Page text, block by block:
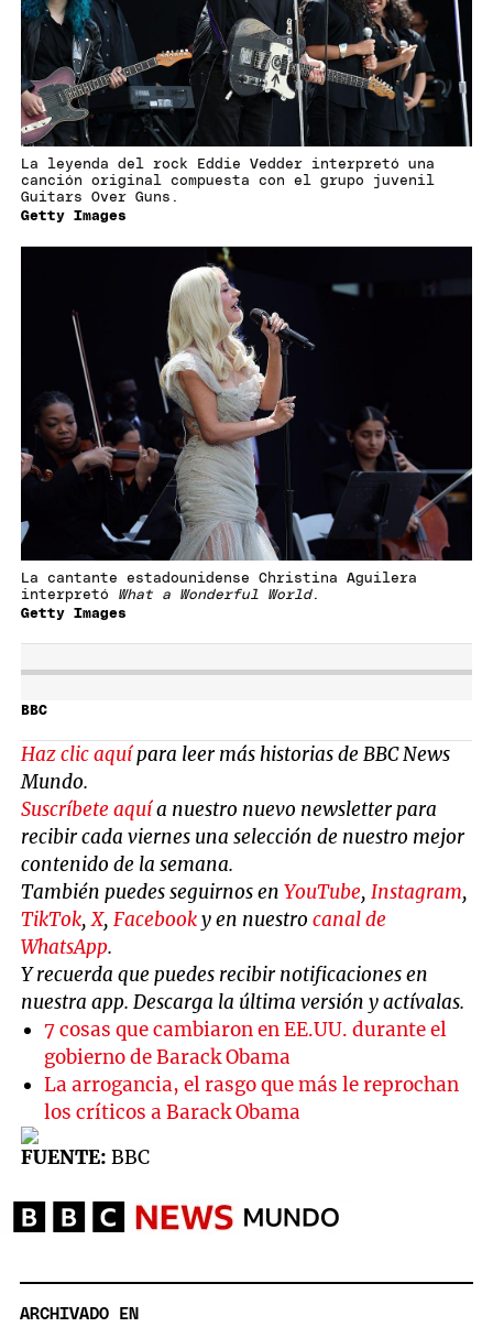
Getty Images
La leyenda del rock Eddie Vedder interpretó una
canción original compuesta con el grupo juvenil
Guitars Over Guns.
Getty Images
La cantante estadounidense Christina Aguilera
interpretó What a Wonderful World.
BBC
Haz clic aquípara leer más historias de BBC News
Mundo.
Suscríbete aquía nuestro nuevo newsletter para
recibir cada viernes una selección de nuestro mejor
contenido de la semana.
También puedes seguirnos enYouTube,Instagram,
TikTok,X,Facebooky en nuestrocanal de
WhatsApp.
Y recuerda que puedes recibir notificaciones en
nuestra app. Descarga la última versión y actívalas.
7 cosas que cambiaron en EE.UU. durante el
gobierno de Barack Obama
La arrogancia, el rasgo que más le reprochan
los críticos a Barack Obama
FUENTE: BBC
ARCHIVADO EN